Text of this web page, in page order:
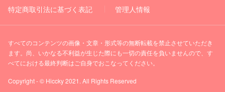
特定商取引法に基づく表記
管理人情報
すべてのコンテンツの画像・文章・形式等の無断転載を禁止させていただき
ます。尚、いかなる不利益が生じた際にも一切の責任を負いませんので、す
べてにおける最終判断はご自身でおこなってください。
Copyright - © Hiccky 2021. All Rights Reserved